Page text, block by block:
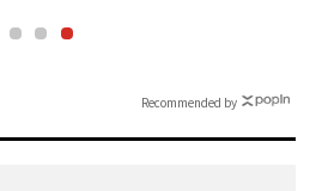
Recommended by